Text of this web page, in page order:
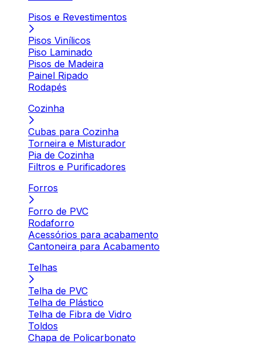
Pisos e Revestimentos
Pisos Vinílicos
Piso Laminado
Pisos de Madeira
Painel Ripado
Rodapés
Cozinha
Cubas para Cozinha
Torneira e Misturador
Pia de Cozinha
Filtros e Purificadores
Forros
Forro de PVC
Rodaforro
Acessórios para acabamento
Cantoneira para Acabamento
Telhas
Telha de PVC
Telha de Plástico
Telha de Fibra de Vidro
Toldos
Chapa de Policarbonato